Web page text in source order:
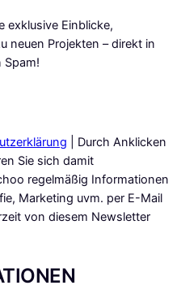
exklusive Einblicke,
neuen Projekten – direkt in
Spam!
| Durch Anklicken
Sie sich damit
regelmäßig Informationen
Marketing uvm. per E-Mail
von diesem Newsletter